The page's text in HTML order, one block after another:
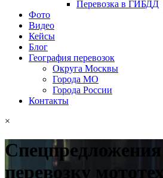
Перевозка в ГИБДД
Фото
Видео
Кейсы
Блог
География перевозок
Округа Москвы
Города МО
Города России
Контакты
×
Спецпредложения
перевозку